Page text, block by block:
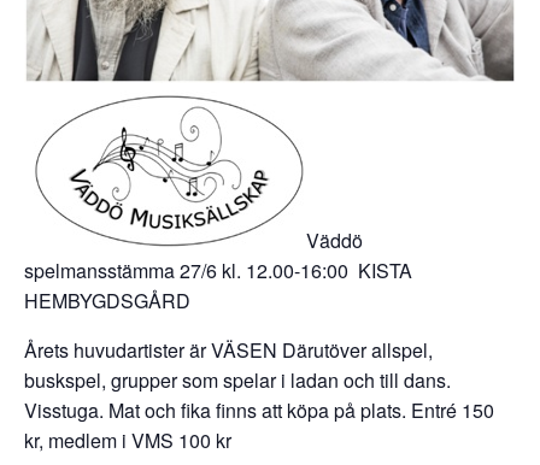
Väddö
spelmansstämma 27/6 kl. 12.00-16:00 KISTA
HEMBYGDSGÅRD
Årets huvudartister är VÄSEN Därutöver allspel,
buskspel, grupper som spelar i ladan och till dans.
Visstuga. Mat och fika finns att köpa på plats. Entré 150
kr, medlem i VMS 100 kr